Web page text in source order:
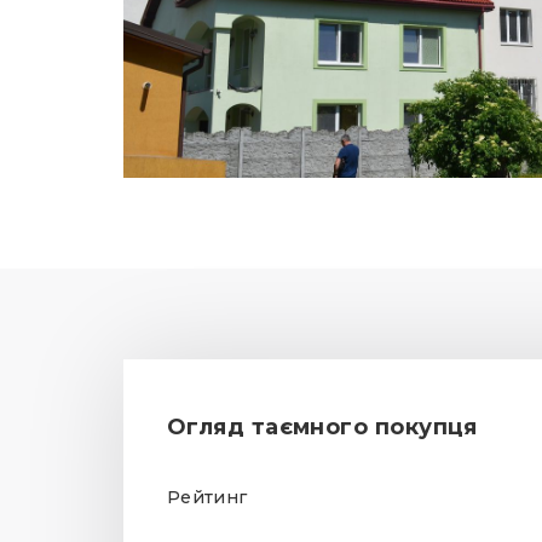
Огляд таємного покупця
Рейтинг